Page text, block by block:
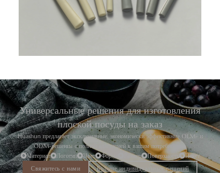
Универсальные решения для изготовления
плоской посуды на заказ
Huashun предлагает эксклюзивные, экономически эффективные OEM- и
ODM-решения с полной адаптацией к вашим потребностям.
Материал
Логотип Цвет Форма Размер Поверхность
Пакет
Свяжитесь с нами
Больше индивидуальных решений